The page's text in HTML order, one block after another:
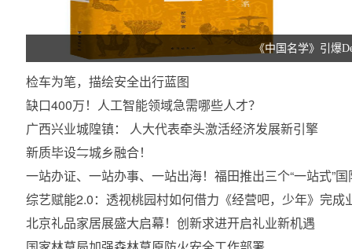
《中国名学》引爆
检车为笔，描绘安全出行蓝图
缺口400万！人工智能领域急需哪些人才？
广西兴业城隍镇： 人大代表牵头激活经济发展新引擎​
新质毕设⇋城乡融合！
一站办证、一站办事、一站出海！福田推出三个“一站式”
综艺赋能2.0：透视桃园村如何借力《经营吧，少年》完成
北京礼品家居展盛大启幕！创新求进开启礼业新机遇